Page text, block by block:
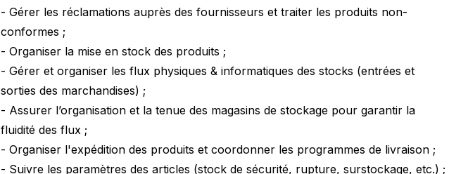
- Gérer les réclamations auprès des fournisseurs et traiter les produits non-
conformes ;
- Organiser la mise en stock des produits ;
- Gérer et organiser les flux physiques & informatiques des stocks (entrées et
sorties des marchandises) ;
- Assurer l’organisation et la tenue des magasins de stockage pour garantir la
fluidité des flux ;
- Organiser l'expédition des produits et coordonner les programmes de livraison ;
- Suivre les paramètres des articles (stock de sécurité, rupture, surstockage, etc.) ;